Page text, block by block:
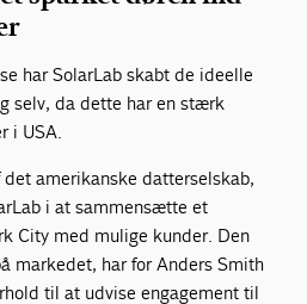
har SolarLab skabt de ideelle
selv, da dette har en stærk
i USA.
amerikanske datterselskab,
i at sammensætte et
City med mulige kunder. Den
markedet, har for Anders Smith
til at udvise engagement til